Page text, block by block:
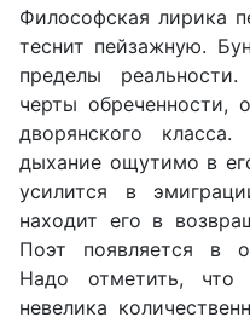
Философская лирика
теснит пейзажную.
пределы
черты обреченности,
дворянского
дыхание ощутимо в
усилится в
находит его в
Поэт появляется в
Надо отметить, что
невелика